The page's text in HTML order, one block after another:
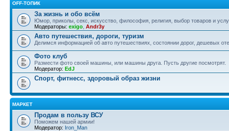
OFF-ТОПИК
За жизнь и обо всём
Юмор, приколы, секс, искусство, философия, религия, выбор товаров и
Модераторы: exigo Andr3y
Авто путешествия, дороги, туризм
Делимся информацией об авто путешествиях, состоянии дорог, дешевых
Фото клуб
Размести фото своей машины, или машины друга. Пусть другие посмотрят.
Модератор: EdJ
Спорт, фитнесс, здоровый образ жизни
МАРКЕТ
Продам в пользу ВСУ
Поможем нашей армии!
Модератор: Iron_Man